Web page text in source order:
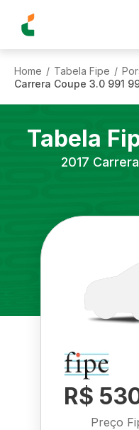
Home / Tabela Fipe /
Carrera Coupe 3.0 991
Tabela
2017
R$
Preço